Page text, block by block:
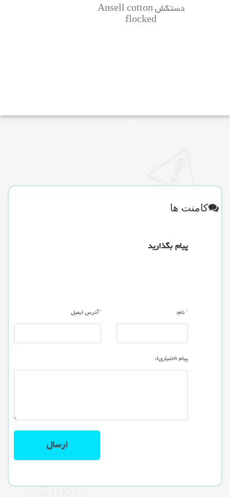
دستکش Ansell cotton
flocked
کامنت ها
پیام بگذارید
*نام: *آدرس ایمیل
پیام (اختیاری):